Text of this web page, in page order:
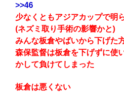
>>46
少なくともアジアカップで明
(ネズミ取り手術の影響かと)
みんな板倉やばいから下げた
森保監督は板倉を下げずに使
かして負けてしまった
板倉は悪くない